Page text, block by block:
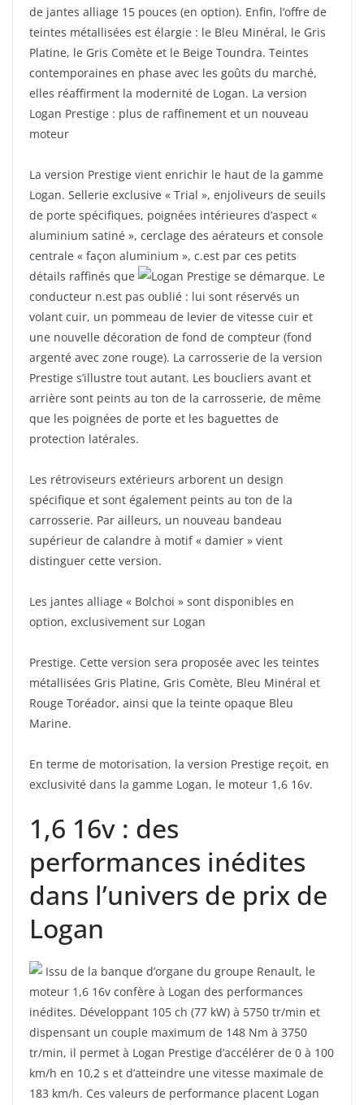
de jantes alliage 15 pouces (en option). Enfin, l’offre de
teintes métallisées est élargie : le Bleu Minéral, le Gris
Platine, le Gris Comète et le Beige Toundra. Teintes
contemporaines en phase avec les goûts du marché,
elles réaffirment la modernité de Logan. La version
Logan Prestige : plus de raffinement et un nouveau
moteur
La version Prestige vient enrichir le haut de la gamme
Logan. Sellerie exclusive « Trial », enjoliveurs de seuils
de porte spécifiques, poignées intérieures d’aspect «
aluminium satiné », cerclage des aérateurs et console
centrale « façon aluminium », c.est par ces petits
détails raffinés que
Logan Prestige se démarque. Le
conducteur n.est pas oublié : lui sont réservés un
volant cuir, un pommeau de levier de vitesse cuir et
une nouvelle décoration de fond de compteur (fond
argenté avec zone rouge). La carrosserie de la version
Prestige s’illustre tout autant. Les boucliers avant et
arrière sont peints au ton de la carrosserie, de même
que les poignées de porte et les baguettes de
protection latérales.
Les rétroviseurs extérieurs arborent un design
spécifique et sont également peints au ton de la
carrosserie. Par ailleurs, un nouveau bandeau
supérieur de calandre à motif « damier » vient
distinguer cette version.
Les jantes alliage « Bolchoi » sont disponibles en
option, exclusivement sur Logan
Prestige. Cette version sera proposée avec les teintes
métallisées Gris Platine, Gris Comète, Bleu Minéral et
Rouge Toréador, ainsi que la teinte opaque Bleu
Marine.
En terme de motorisation, la version Prestige reçoit, en
exclusivité dans la gamme Logan, le moteur 1,6 16v.
1,6 16v : des
performances inédites
dans l’univers de prix de
Logan
Issu de la banque d’organe du groupe Renault, le
moteur 1,6 16v confère à Logan des performances
inédites. Développant 105 ch (77 kW) à 5750 tr/min et
dispensant un couple maximum de 148 Nm à 3750
tr/min, il permet à Logan Prestige d’accélérer de 0 à 100
km/h en 10,2 s et d’atteindre une vitesse maximale de
183 km/h. Ces valeurs de performance placent Logan